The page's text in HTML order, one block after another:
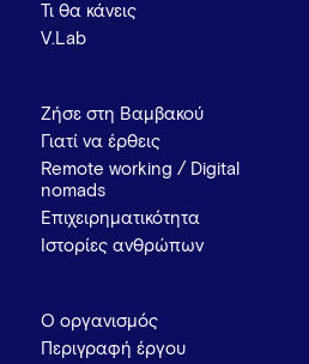
Τι θα κάνεις
V.Lab
Ζήσε στη Βαμβακού
Γιατί να έρθεις
Remote working / Digital
nomads
Επιχειρηματικότητα
Ιστορίες ανθρώπων
Ο οργανισμός
Περιγραφή έργου